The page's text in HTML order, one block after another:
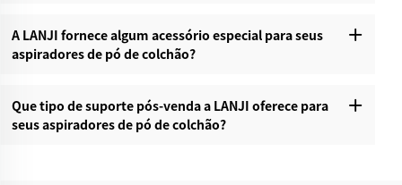
A LANJI fornece algum acessório especial para seus
aspiradores de pó de colchão?
Que tipo de suporte pós-venda a LANJI oferece para
seus aspiradores de pó de colchão?